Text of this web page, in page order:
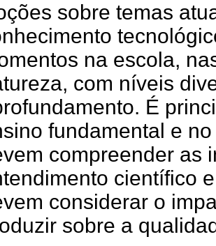
sobre temas
na escola,
com níveis
É
fundamental e
compreender as
científico
considerar o
sobre a